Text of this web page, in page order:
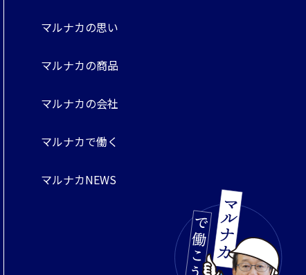
マルナカの思い
マルナカの商品
マルナカの会社
マルナカで働く
マルナカNEWS